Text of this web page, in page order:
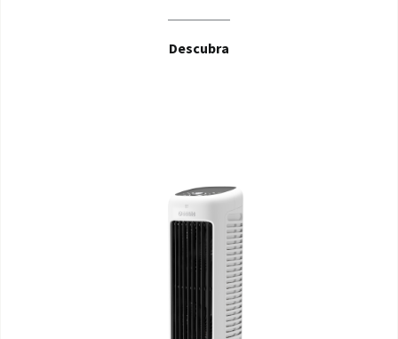
Descubra